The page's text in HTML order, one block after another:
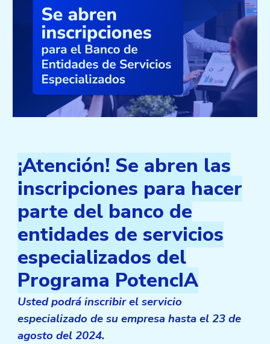
¡Atención! Se abren las
inscripciones para hacer
parte del banco de
entidades de servicios
especializados del
Programa PotencIA
Usted podrá inscribirel servicio
especializado de su empresa hasta el 23 de
agosto del 2024.